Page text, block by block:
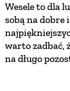
Wesele to dla
sobą na dobre
warto zadbać,
na długo